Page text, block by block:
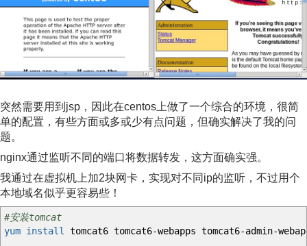
突然需要用到jsp，因此在centos上做了一个综合的环境，很简
单的配置，有些方面或多或少有点问题，但确实解决了我的问
题。
nginx通过监听不同的端口将数据转发，这方面确实强。
我通过在虚拟机上加2块网卡，实现对不同ip的监听，不过用个
本地域名似乎更容易些！
#安装tomcat
yum install
tomcat6 tomcat6-webapps tomcat6-admin-